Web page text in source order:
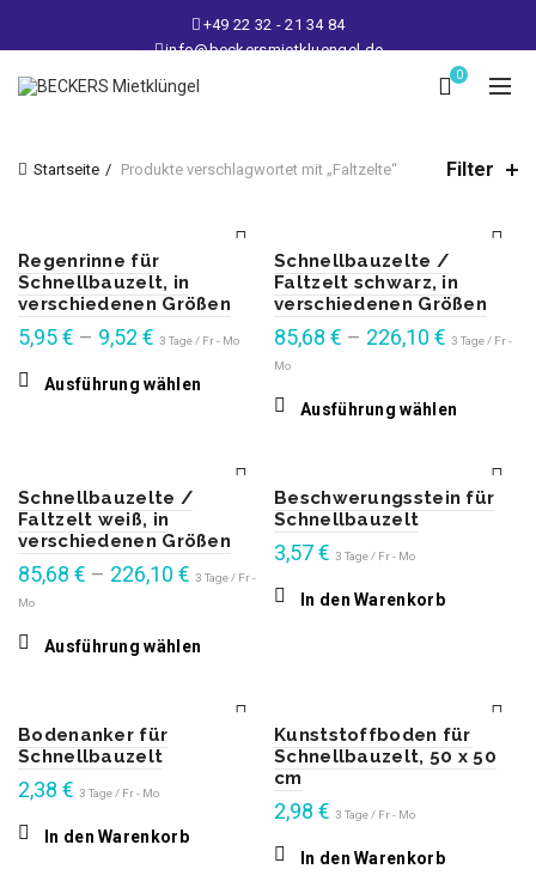
+49 22 32 - 21 34 84
info@beckersmietkluengel.de
Lager: Gutenbergstraße 1 - 50389 Wesseling
Mo - Fr: 9 – 17 Uhr, Sa: 9 – 12 Uhr
0
Startseite Produkte verschlagwortet mit „Faltzelte“ Filter
Regenrinne für
Schnellbauzelt, in
verschiedenen Größen
5,95€ – 9,52 € 3 Tage / Fr - Mo
Ausführung wählen
Schnellbauzelte /
Faltzelt schwarz, in
verschiedenen Größen
85,68 € – 226,10 € 3 Tage / Fr -
Mo
Ausführung wählen
können
auf
der
Schnellbauzelte /
Faltzelt weiß, in
verschiedenen Größen
85,68 € – 226,10 € 3 Tage / Fr -
Mo
Ausführung wählen
Beschwerungsstein für
Schnellbauzelt
3,57€ 3 Tage / Fr - Mo
In den Warenkorb
Bodenanker für
Schnellbauzelt
2,38 € 3 Tage / Fr - Mo
In den Warenkorb
Kunststoffboden für
Schnellbauzelt, 50 x 50
cm
2,98 € 3 Tage / Fr - Mo
In den Warenkorb